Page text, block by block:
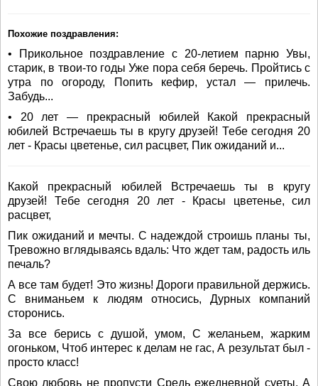
Похожие поздравления:
• Прикольное поздравление с 20-летием парню Увы,
старик, в твои-то годы Уже пора себя беречь. Пройтись с
утра по огороду, Попить кефир, устал — прилечь.
Забудь...
• 20 лет — прекрасный юбилей Какой прекрасный
юбилей Встречаешь ты в кругу друзей! Тебе сегодня 20
лет - Красы цветенье, сил расцвет, Пик ожиданий и...
Какой прекрасный юбилей Встречаешь ты в кругу
друзей! Тебе сегодня 20 лет - Красы цветенье, сил
расцвет,
Пик ожиданий и мечты. С надеждой строишь планы ты,
Тревожно вглядываясь вдаль: Что ждет там, радость иль
печаль?
А все там будет! Это жизнь! Дороги правильной держись.
С вниманьем к людям относись, Дурных компаний
сторонись.
За все берись с душой, умом, С желаньем, жарким
огоньком, Чтоб интерес к делам не гас, А результат был -
просто класс!
Свою любовь не пропусти Средь ежедневной суеты. А